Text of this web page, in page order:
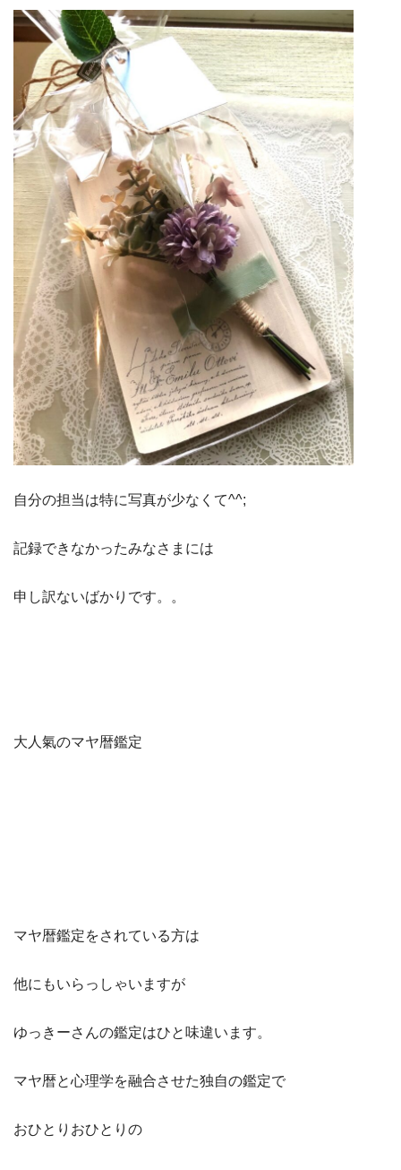
自分の担当は特に写真が少なくて^^;
記録できなかったみなさまには
申し訳ないばかりです。。
大人氣のマヤ暦鑑定
マヤ暦鑑定をされている方は
他にもいらっしゃいますが
ゆっきーさんの鑑定はひと味違います。
マヤ暦と心理学を融合させた独自の鑑定で
おひとりおひとりの